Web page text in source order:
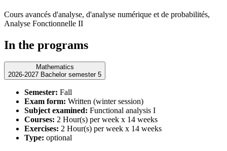
Cours avancés d'analyse, d'analyse numérique et de probabilités,
Analyse Fonctionnelle II
In the programs
Mathematics
2026-2027 Bachelor semester 5
Semester: Fall
Exam form: Written (winter session)
Subject examined: Functional analysis I
Courses: 2 Hour(s) per week x 14 weeks
Exercises: 2 Hour(s) per week x 14 weeks
Type: optional